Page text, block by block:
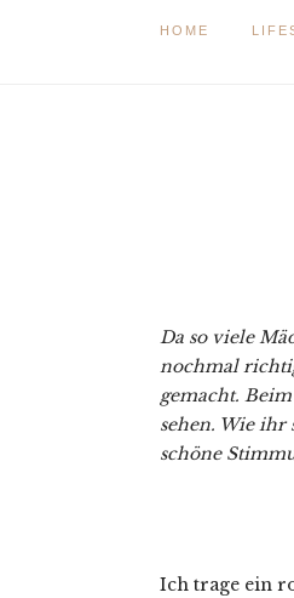
HOME
Da so viele
nochmal
gemacht.
sehen. Wie ihr
schöne
Ich trage ein